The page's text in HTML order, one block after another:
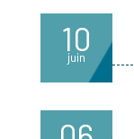
10
juin